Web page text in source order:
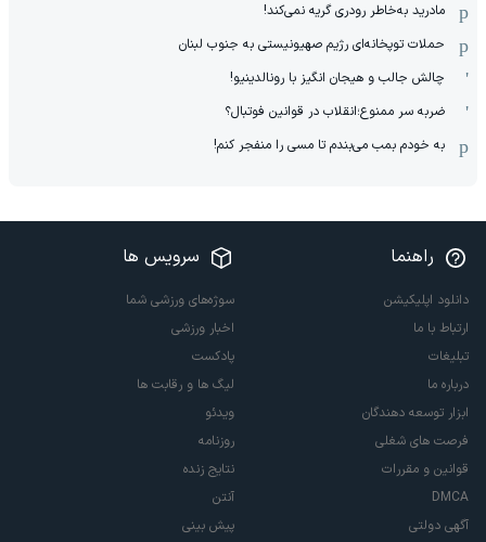
مادرید به‌خاطر رودری گریه نمی‌کند!
حملات توپخانه‌ای رژیم صهیونیستی به جنوب لبنان
چالش جالب و هیجان انگیز با رونالدینیو!
ضربه سر ممنوع؛انقلاب در قوانین فوتبال؟
به خودم بمب می‌بندم تا مسی را منفجر کنم!
راهنما
دانلود اپلیکیشن
ارتباط با ما
تبلیغات
درباره ما
ابزار توسعه دهندگان
فرصت های شغلی
قوانین و مقررات
DMCA
آگهی دولتی
سرویس ها
سوژه‌های ورزشی شما
اخبار ورزشی
پادکست
لیگ ها و رقابت ها
ویدئو
روزنامه
نتایج زنده
آنتن
پیش بینی